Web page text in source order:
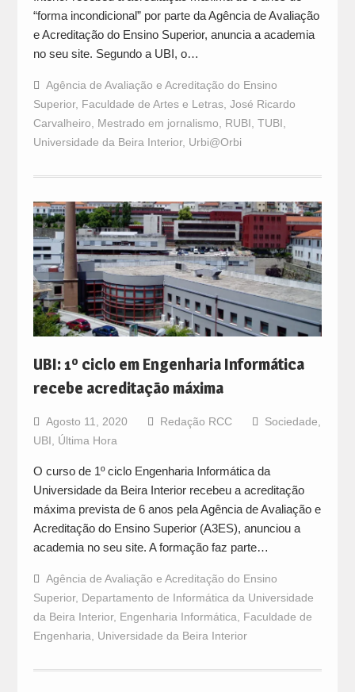
“forma incondicional” por parte da Agência de Avaliação
e Acreditação do Ensino Superior, anuncia a academia
no seu site. Segundo a UBI, o…
Agência de Avaliação e Acreditação do Ensino
Superior, Faculdade de Artes e Letras, José Ricardo
Carvalheiro
Mestrado em jornalismo RUBI TUBI
Universidade da Beira Interior, Urbi@Orbi
UBI: 1º ciclo em Engenharia Informática
recebe acreditação máxima
Agosto 11, 2020 Redação RCC Sociedade,
UBI, Última Hora
O curso de 1º ciclo Engenharia Informática da
Universidade da Beira Interior recebeu a acreditação
máxima prevista de 6 anos pela Agência de Avaliação e
Acreditação do Ensino Superior (A3ES), anunciou a
academia no seu site. A formação faz parte…
Agência de Avaliação e Acreditação do Ensino
Superior, Departamento de Informática da Universidade
da Beira Interior, Engenharia Informática, Faculdade de
Engenharia, Universidade da Beira Interior